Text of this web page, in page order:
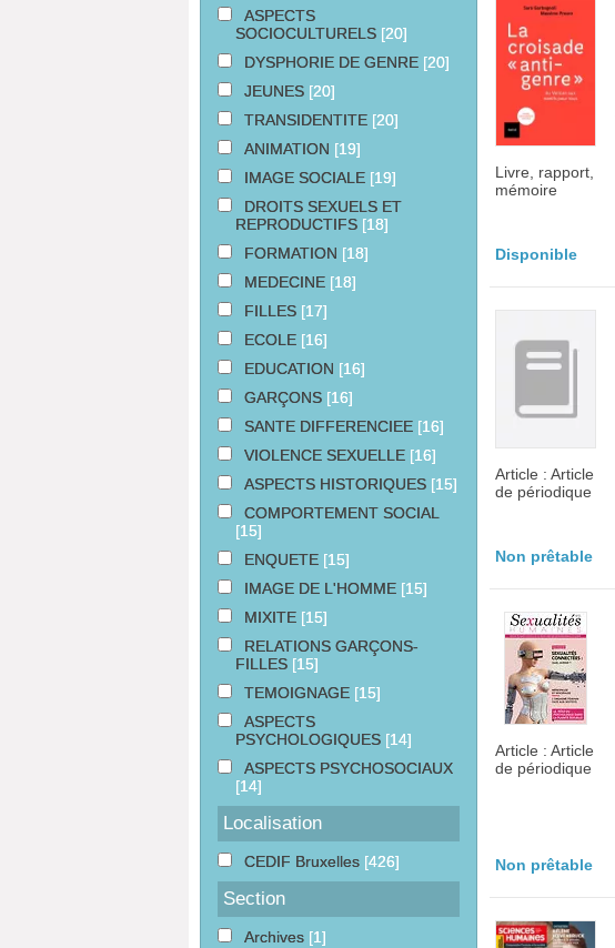
Livre, rapport,
mémoire
Disponible
Article : Article
de périodique
Non prêtable
Article : Article
de périodique
Non prêtable
ASPECTS
SOCIOCULTURELS [20]
DYSPHORIE DE GENRE [20]
JEUNES [20]
TRANSIDENTITE [20]
ANIMATION [19]
IMAGE SOCIALE [19]
DROITS SEXUELS ET
REPRODUCTIFS [18]
FORMATION [18]
MEDECINE [18]
FILLES [17]
ECOLE [16]
EDUCATION [16]
GARÇONS [16]
SANTE DIFFERENCIEE [16]
VIOLENCE SEXUELLE [16]
ASPECTS HISTORIQUES [15]
COMPORTEMENT SOCIAL
[15]
ENQUETE [15]
IMAGE DE L'HOMME [15]
MIXITE [15]
RELATIONS GARÇONS-
FILLES [15]
TEMOIGNAGE [15]
ASPECTS
PSYCHOLOGIQUES [14]
ASPECTS PSYCHOSOCIAUX
[14]
Localisation
CEDIF Bruxelles [426]
Section
Archives [1]